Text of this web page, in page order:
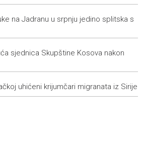
da zaštita radnika na visokim
obljetnice VRO 'Maestral' i oslobođenja
a BiH
ozljedama nakon sudara kod
na Jadranu u srpnju jedino splitska s
sjednica Skupštine Kosova nakon
uhićeni krijumčari migranata iz Sirije